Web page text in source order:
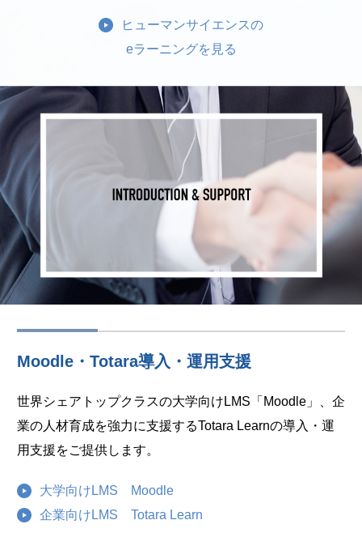
ヒューマンサイエンスの
eラーニングを見る
Moodle・Totara導入・運用支援
世界シェアトップクラスの大学向けLMS「Moodle」、企
業の人材育成を強力に支援するTotara Learnの導入・運
用支援をご提供します。
大学向けLMS Moodle
企業向けLMS Totara Learn